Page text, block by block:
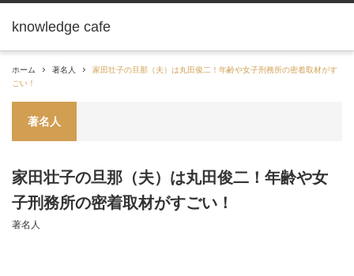
knowledge cafe
ホーム 著名人
家田壮子の旦那（夫）は丸田俊二！年齢や女子刑務所の密着取材がす
ごい！
著名人
家田壮子の旦那（夫）は丸田俊二！年齢や女
子刑務所の密着取材がすごい！
著名人